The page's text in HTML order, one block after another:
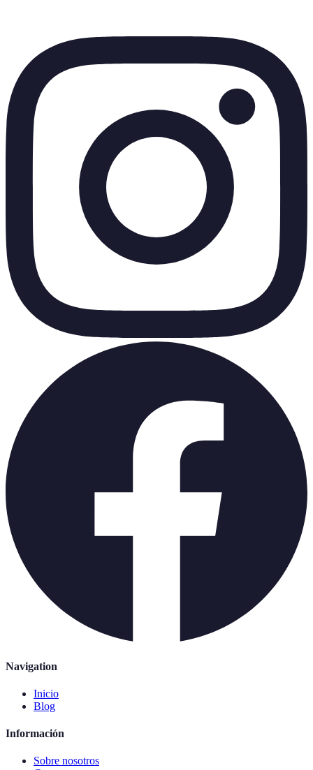
Navigation
Inicio
Blog
Información
Sobre nosotros